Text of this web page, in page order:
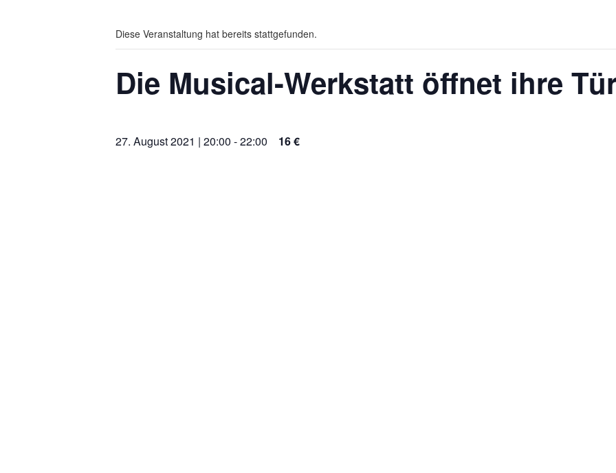
Diese Veranstaltung hat bereits stattgefunden.
Die Musical-Werkstatt öffnet ihre
27. August 2021 | 20:00 -22:00 16 €